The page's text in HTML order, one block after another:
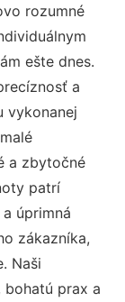
rozumné
ešte dnes.
a
vykonanej
a zbytočné
patrí
úprimná
zákazníka,
Naši
bohatú prax a